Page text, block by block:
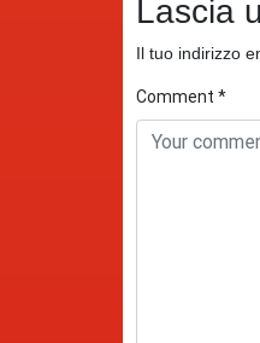
Lascia
Il tuo indirizzo
Comment *